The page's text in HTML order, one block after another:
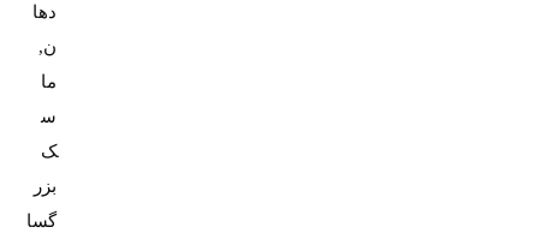
دها
ن,
ما
س
ک
بزر
گسا